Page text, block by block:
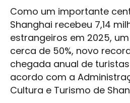
Como um importante
Shanghai recebeu 7,14
estrangeiros em 2025,
cerca de 50%, novo
chegada anual de
acordo com a
Cultura e Turismo de